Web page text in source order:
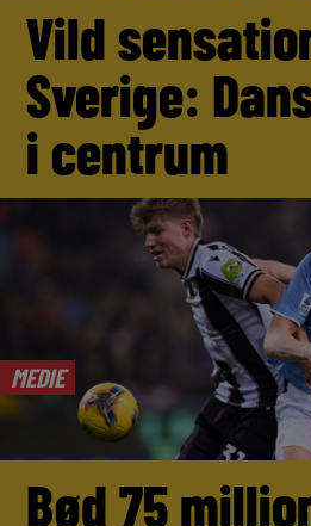
Vild
Sverige:
i centrum
MEDIE
Bød 75